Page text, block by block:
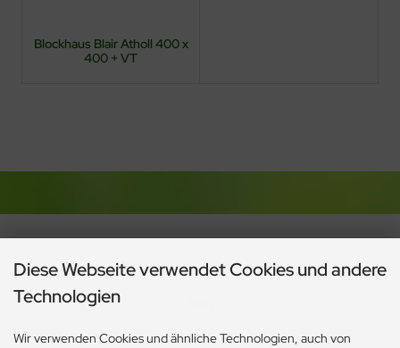
Blockhaus Blair Atholl 400 x
400 + VT
Kontakt
Diese Webseite verwendet Cookies und andere
Technologien
Wir verwenden Cookies und ähnliche Technologien, auch von